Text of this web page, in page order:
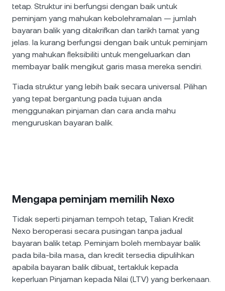
tetap. Struktur ini berfungsi dengan baik untuk
peminjam yang mahukan kebolehramalan — jumlah
bayaran balik yang ditakrifkan dan tarikh tamat yang
jelas. Ia kurang berfungsi dengan baik untuk peminjam
yang mahukan fleksibiliti untuk mengeluarkan dan
membayar balik mengikut garis masa mereka sendiri.
Tiada struktur yang lebih baik secara universal. Pilihan
yang tepat bergantung pada tujuan anda
menggunakan pinjaman dan cara anda mahu
menguruskan bayaran balik.
Mengapa peminjam memilih Nexo
Tidak seperti pinjaman tempoh tetap, Talian Kredit
Nexo beroperasi secara pusingan tanpa jadual
bayaran balik tetap. Peminjam boleh membayar balik
pada bila-bila masa, dan kredit tersedia dipulihkan
apabila bayaran balik dibuat, tertakluk kepada
keperluan Pinjaman kepada Nilai (LTV) yang berkenaan.